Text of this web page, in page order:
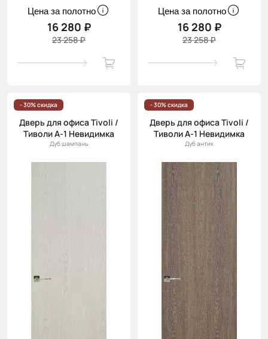
Цена за полотно
16 280 ₽
23 258 ₽
Цена за полотно
16 280 ₽
23 258 ₽
- 30% скидка
Дверь для офиса Tivoli /
Тиволи А-1 Невидимка
Дуб шампань
- 30% скидка
Дверь для офиса Tivoli /
Тиволи А-1 Невидимка
Дуб антик